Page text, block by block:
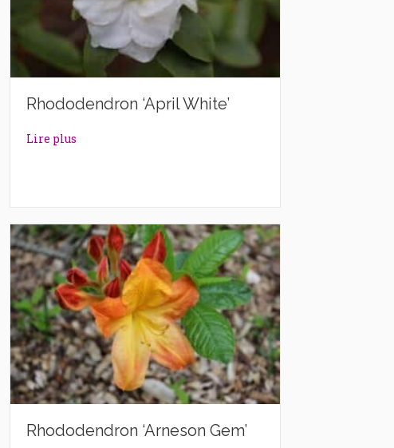
Rhododendron ‘April White’
Lire plus
Rhododendron ‘Arneson Gem’